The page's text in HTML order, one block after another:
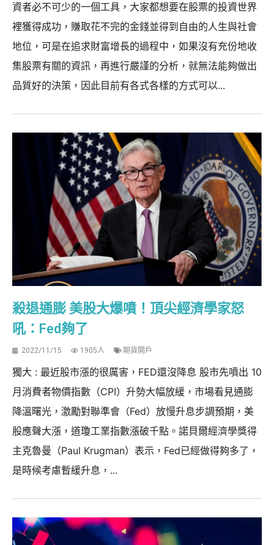
資者必不可少的一個工具，大家都想要在股票的投資世界
裡獲得成功，賺取花不完的金錢並得到自由的人生與社會
地位，可是在追求財富增長的過程中，如果沒有充份地收
集股票有關的資訊，再進行嚴謹的分析，就無法能夠做出
品質好的決策，因此目前有各式各樣的方式可以...
殺退通膨 美股大爆噴！頂尖經濟學家怒
吼：Fed夠了
2022/11/15 1905人 期貨開戶
獨大 : 最近股市漲的很厲害，FED還沒降息 股市先噴出 10
月消費者物價指數（CPI）升勢大幅放緩，市場看見通膨
降溫曙光，激勵對聯準會（Fed）放慢升息步調預期，美
股應聲大漲，道瓊工業指數漲破千點。諾貝爾經濟學獎得
主克魯曼（Paul Krugman）表示，Fed已經做得夠多了，
是時候考慮暫緩升息，...